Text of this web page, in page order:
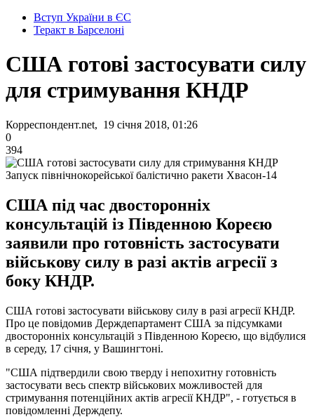
Вступ України в ЄС
Теракт в Барселоні
США готові застосувати силу
для стримування КНДР
Корреспондент.net, 19 січня 2018, 01:26
0
394
Запуск північнокорейської балістично ракети Хвасон-14
США під час двосторонніх
консультацій із Південною Кореєю
заявили про готовність застосувати
військову силу в разі актів агресії з
боку КНДР.
США готові застосувати військову силу в разі агресії КНДР.
Про це повідомив Держдепартамент США за підсумками
двосторонніх консультацій з Південною Кореєю, що відбулися
в середу, 17 січня, у Вашингтоні.
"США підтвердили свою тверду і непохитну готовність
застосувати весь спектр військових можливостей для
стримування потенційних актів агресії КНДР", - готується в
повідомленні Держдепу.